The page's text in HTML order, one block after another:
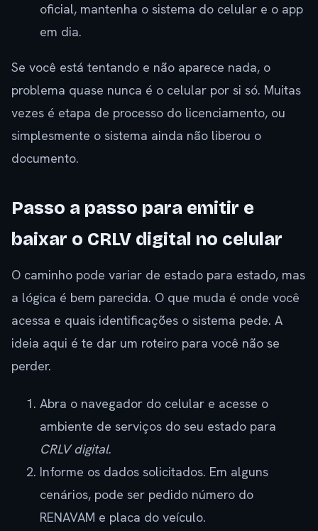
oficial, mantenha o sistema do celular e o app
em dia.
Se você está tentando e não aparece nada, o
problema quase nunca é o celular por si só. Muitas
vezes é etapa de processo do licenciamento, ou
simplesmente o sistema ainda não liberou o
documento.
Passo a passo para emitir e
baixar o CRLV digital no celular
O caminho pode variar de estado para estado, mas
a lógica é bem parecida. O que muda é onde você
acessa e quais identificações o sistema pede. A
ideia aqui é te dar um roteiro para você não se
perder.
Abra o navegador do celular e acesse o
ambiente de serviços do seu estado para
CRLV digital.
Informe os dados solicitados. Em alguns
cenários, pode ser pedido número do
RENAVAM e placa do veículo.